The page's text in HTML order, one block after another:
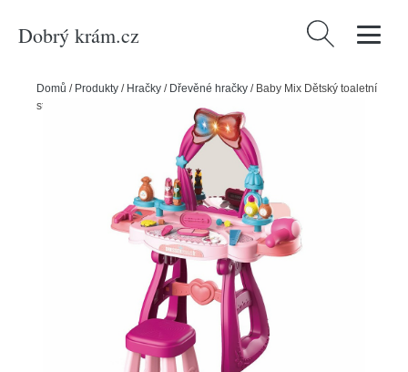
Dobrý krám.cz Vyhledávání
Domů / Produkty / Hračky / Dřevěné hračky / Baby Mix Dětský toaletní
stolek s židličkou růžová, 57 x 29 x 69,5 cm